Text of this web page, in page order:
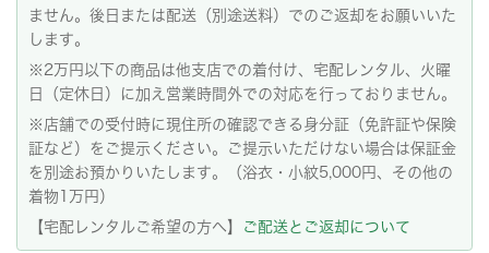
ません。後日または配送（別途送料）でのご返却をお願いいた
します。
※2万円以下の商品は他支店での着付け、宅配レンタル、火曜
日（定休日）に加え営業時間外での対応を行っておりません。
※店舗での受付時に現住所の確認できる身分証（免許証や保険
証など）をご提示ください。ご提示いただけない場合は保証金
を別途お預かりいたします。（浴衣・小紋5,000円、その他の
着物1万円）
【宅配レンタルご希望の方へ】
ご配送とご返却について